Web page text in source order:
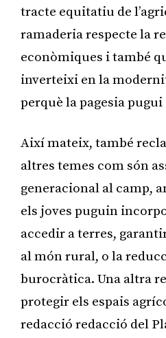
tracte equitatiu de
ramaderia respecte la
econòmiques i també
inverteixi en la
perquè la pagesia
Així mateix, també
altres temes com són
generacional al camp,
els joves puguin
accedir a terres,
al món rural, o la
burocràtica. Una altra
protegir els espais
redacció redacció del